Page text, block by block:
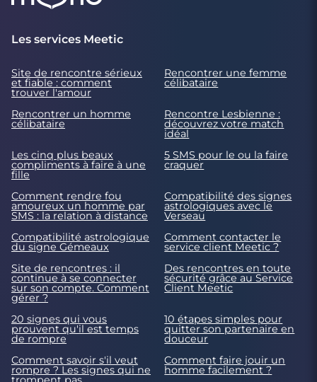
Les services Meetic
Site de rencontre sérieux
et fiable : comment
trouver l'amour
Rencontrer une femme
célibataire
Rencontrer un homme
célibataire
Rencontre Lesbienne :
découvrez votre match
idéal
Les cinq plus beaux
compliments à faire à une
fille
5 SMS pour le ou la faire
craquer
Comment rendre fou
amoureux un homme par
SMS : la relation à distance
Compatibilité des signes
astrologiques avec le
Verseau
Compatibilité astrologique
du signe Gémeaux
Comment contacter le
service client Meetic ?
Site de rencontres : il
continue à se connecter
sur son compte. Comment
gérer ?
Des rencontres en toute
sécurité grâce au Service
Client Meetic
20 signes qui vous
prouvent qu'il est temps
de rompre
10 étapes simples pour
quitter son partenaire en
douceur
Comment savoir s'il veut
rompre ? Les signes qui ne
Comment faire jouir un
homme facilement ?